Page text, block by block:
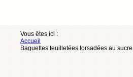
S'INSCRIRE
Vous êtes ici :
Accueil
Baguettes feuilletées torsadées au sucre